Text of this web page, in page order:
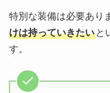
特別な装備は必要あり
けは持っていきたいと
す。